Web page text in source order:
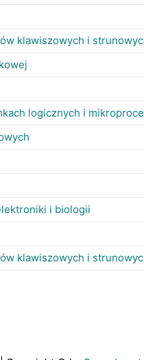
klawiszowych i
logicznych i
i biologii
klawiszowych i